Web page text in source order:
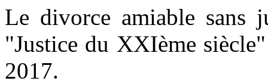
Le divorce amiable sans
"Justice du XXIème
2017.